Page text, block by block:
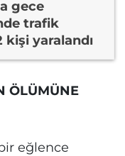
gece
trafik
kişi yaralandı
ÖLÜMÜNE
eğlence